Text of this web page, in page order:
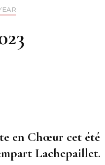
Chants
en Chœur cet été
Lachepaillet.